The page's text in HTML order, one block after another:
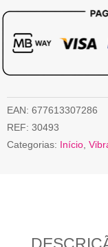
EAN: 677613307286
REF: 30493
Categorias: Início